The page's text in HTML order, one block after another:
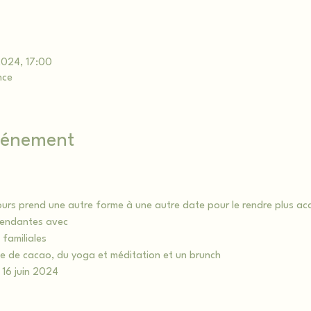
17:00
prend une autre forme à une autre date pour le rendre plus
avec
de cacao, du yoga et méditation et un brunch
juin 2024